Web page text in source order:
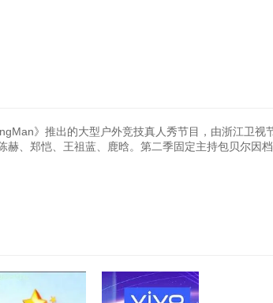
》推出的大型户外竞技真人秀节目，由浙江卫视
、郑恺、王祖蓝、鹿晗。第二季固定主持包贝尔因